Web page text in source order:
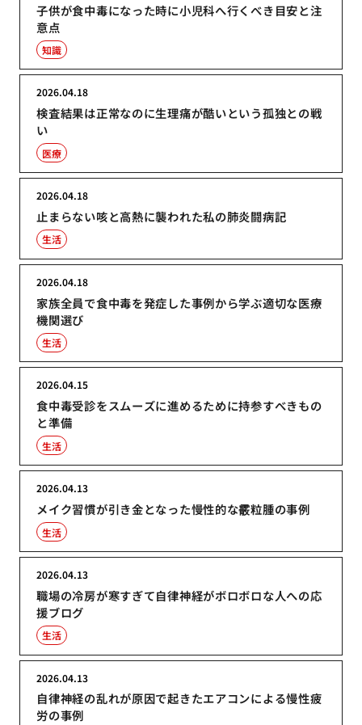
子供が食中毒になった時に小児科へ行くべき目安と注
意点
知識
検査結果は正常なのに生理痛が酷いという孤独との戦
い
2026.04.18
医療
止まらない咳と高熱に襲われた私の肺炎闘病記
2026.04.18
生活
家族全員で食中毒を発症した事例から学ぶ適切な医療
機関選び
2026.04.18
生活
食中毒受診をスムーズに進めるために持参すべきもの
と準備
2026.04.15
生活
メイク習慣が引き金となった慢性的な霰粒腫の事例
2026.04.13
生活
職場の冷房が寒すぎて自律神経がボロボロな人への応
援ブログ
2026.04.13
生活
自律神経の乱れが原因で起きたエアコンによる慢性疲
労の事例
2026.04.13